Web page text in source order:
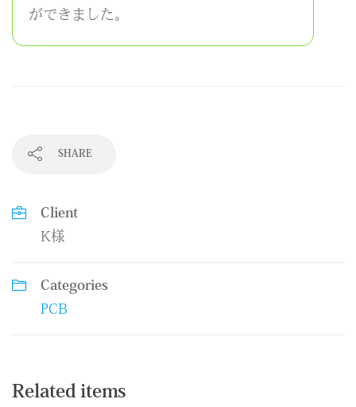
ができました。
SHARE
Client
K様
Categories
PCB
Related items